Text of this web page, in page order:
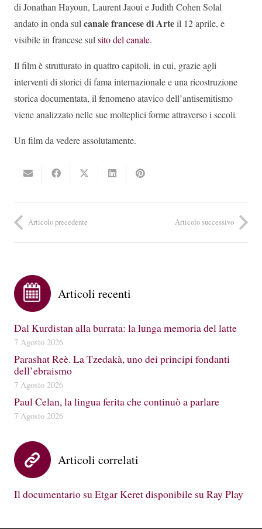
di Jonathan Hayoun, Laurent Jaoui e Judith Cohen Solal
andato in onda sulcanale francese di Arteil 12 aprile, e
visibile in francese sulsito del canale.
Il film è strutturato in quattro capitoli, in cui, grazie agli
interventi di storici di fama internazionale e una ricostruzione
storica documentata, il fenomeno atavico dell’antisemitismo
viene analizzato nelle sue molteplici forme attraverso i secoli.
Un film da vedere assolutamente.
Articolo precedente Articolo successivo
Articoli recenti
Dal Kurdistan alla burrata: la lunga memoria del latte
7 Agosto 2026
Parashat Reè. La Tzedakà, uno dei principi fondanti
dell’ebraismo
7 Agosto 2026
Paul Celan, la lingua ferita che continuò a parlare
7 Agosto 2026
Articoli correlati
Il documentario su Etgar Keret disponibile su Ray Play